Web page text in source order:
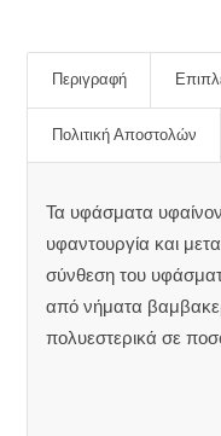
Περιγραφή
Πολιτική Αποστολών
Τα υφάσματα
υφαντουργία και
σύνθεση του
από νήματα
πολυεστερικά σε